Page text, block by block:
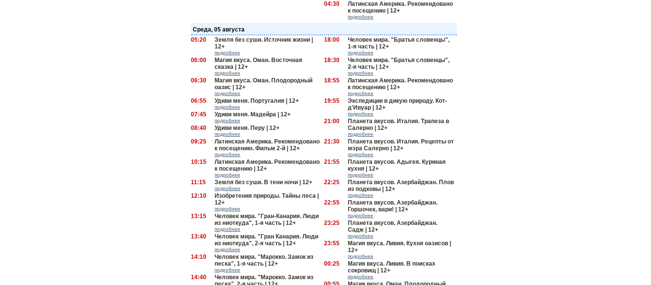
04:30
Латинская Америка. Рекомендовано
к посещению | 12+
подробнее
Среда, 05 августа
05:20
Земля без суши. Источник жизни |
12+
подробнее
06:00
Магия вкуса. Оман. Восточная
сказка | 12+
подробнее
06:30
Магия вкуса. Оман. Плодородный
оазис | 12+
подробнее
06:55 Удиви меня. Португалия | 12+
подробнее
07:45 Удиви меня. Мадейра | 12+
подробнее
08:40 Удиви меня. Перу | 12+
подробнее
09:25
Латинская Америка. Рекомендовано
к посещению. Фильм 2-й | 12+
подробнее
10:15
Латинская Америка. Рекомендовано
к посещению | 12+
подробнее
11:15 Земля без суши. В тени ночи | 12+
подробнее
12:10
Изобретения природы. Тайны леса |
12+
подробнее
13:15
Человек мира. "Гран-Канария. Люди
из ниоткуда", 1-я часть | 12+
подробнее
13:40
Человек мира. "Гран Канария. Люди
из ниоткуда", 2-я часть | 12+
подробнее
14:10
Человек мира. "Марокко. Замок из
песка", 1-я часть | 12+
подробнее
14:40
Человек мира. "Марокко. Замок из
18:00
Человек мира. "Братья словенцы",
1-я часть | 12+
подробнее
18:30
Человек мира. "Братья словенцы",
2-я часть | 12+
подробнее
18:55
Латинская Америка. Рекомендовано
к посещению | 12+
подробнее
19:55
Экспедиции в дикую природу. Кот-
д'Ивуар | 12+
подробнее
21:00
Планета вкусов. Италия. Трапеза в
Салерно | 12+
подробнее
21:30
Планета вкусов. Италия. Рецепты от
мэра Салерно | 12+
подробнее
21:55
Планета вкусов. Адыгея. Куриная
кухня | 12+
подробнее
22:25
Планета вкусов. Азербайджан. Плов
из подковы | 12+
подробнее
22:55
Планета вкусов. Азербайджан.
Горшочек, вари! | 12+
подробнее
23:25
Планета вкусов. Азербайджан.
Садж | 12+
подробнее
23:55
Магия вкуса. Ливия. Кухня оазисов |
12+
подробнее
00:25
Магия вкуса. Ливия. В поисках
сокровищ | 12+
подробнее